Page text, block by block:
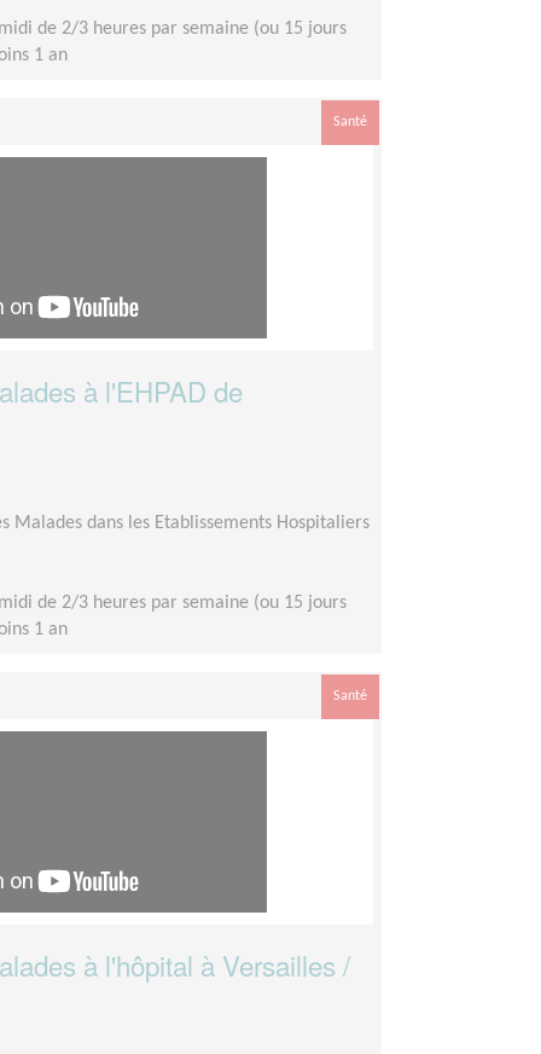
de 2/3 heures par semaine (ou 15 jours
1 an
Santé
à l'EHPAD de
Malades dans les Etablissements Hospitaliers
de 2/3 heures par semaine (ou 15 jours
1 an
Santé
à l'hôpital à Versailles /